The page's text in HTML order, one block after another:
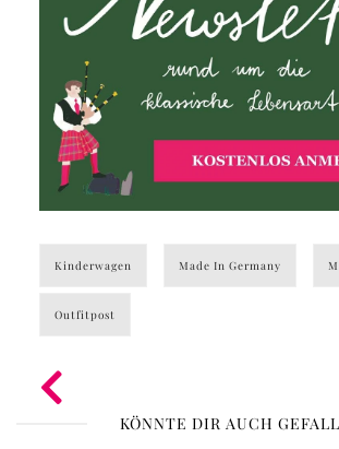
Kinderwagen Made In Germany
Outfitpost
KÖNNTE DIR AUCH